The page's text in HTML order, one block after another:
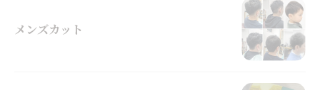
メンズカット